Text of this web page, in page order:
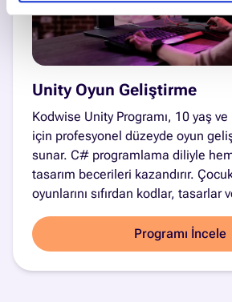
Unity Oyun Geliştirme
Kodwise Unity Programı, 10 yaş
için profesyonel düzeyde oyun
sunar. C# programlama diliyle hem
tasarım becerileri kazandırır.
oyunlarını sıfırdan kodlar, tasarlar
Programı İncele